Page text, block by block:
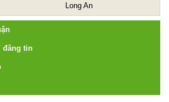
Long An
đăng tin